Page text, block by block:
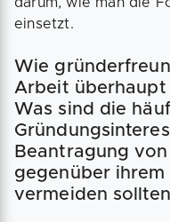
darum, wie man die
einsetzt.
Wie
Arbeit
Was sind die
Beantragung
gegenüber
vermeiden